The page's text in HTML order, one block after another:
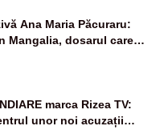
Ana Maria Păcuraru:
Mangalia, dosarul care
României
marca Rizea TV:
unor noi acuzații